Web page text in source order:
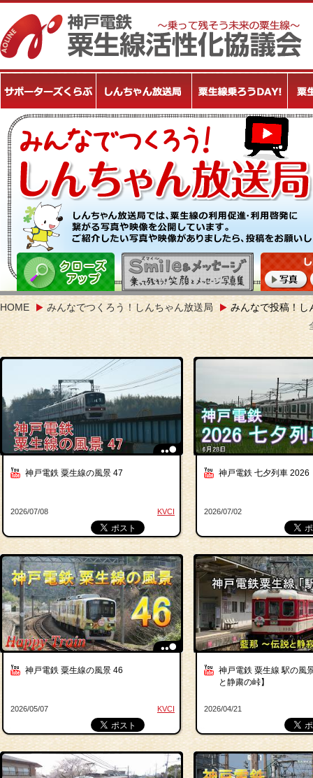
HOME みんなでつくろう！しんちゃん放送局 みんなで投稿！し
神戸電鉄 粟生線の風景 47
KVCI
2026/07/08
神戸電鉄 七夕列車 2026
2026/07/02
神戸電鉄 粟生線の風景 46
KVCI
2026/05/07
神戸電鉄 粟生線 駅の風
と静粛の峠】
2026/04/21